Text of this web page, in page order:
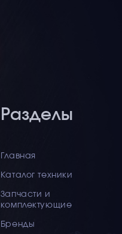
Разделы
Главная
Каталог техники
Запчасти и
комплектующие
Бренды